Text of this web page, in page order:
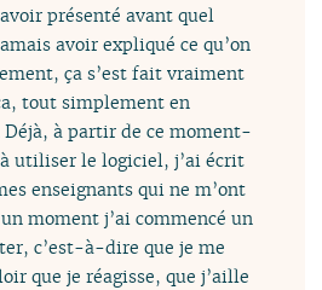
présenté avant quel
avoir expliqué ce qu’on
ça s’est fait vraiment
tout simplement en
Déjà, à partir de ce moment-
utiliser le logiciel, j’ai écrit
enseignants qui ne m’ont
moment j’ai commencé un
c’est-à-dire que je me
que je réagisse, que j’aille